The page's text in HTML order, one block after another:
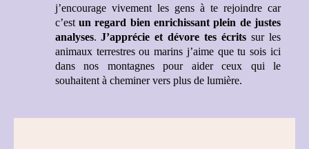
j’encourage vivement les gens à te rejoindre car
c’estun regard bien enrichissant plein de justes
analyses.J’apprécie et dévore tes écrits sur les
animaux terrestres ou marins j’aime que tu sois ici
dans nos montagnes pour aider ceux qui le
souhaitent à cheminer vers plus de lumière.